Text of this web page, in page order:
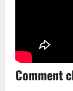
Comment